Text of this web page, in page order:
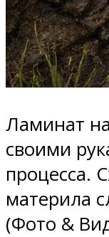
Ламинат
своими
процесса.
материла
(Фото &